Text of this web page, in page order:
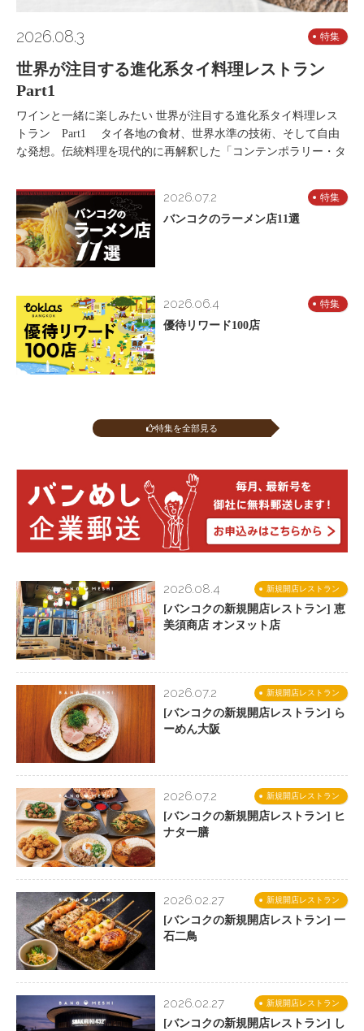
2026.08.3 特集
世界が注目する進化系タイ料理レストラン
Part1
ワインと一緒に楽しみたい 世界が注目する進化系タイ料理レス
トラン Part1 タイ各地の食材、世界水準の技術、そして自由
な発想。伝統料理を現代的に再解釈した「コンテンポラリー・タ
2026.07.2 特集
バンコクのラーメン店11選
2026.06.4 特集
優待リワード100店
特集を全部見る
新規開店レストラン
2026.08.4
[バンコクの新規開店レストラン] 恵
美須商店 オンヌット店
新規開店レストラン
2026.07.2
[バンコクの新規開店レストラン] ら
ーめん大阪
新規開店レストラン
2026.07.2
[バンコクの新規開店レストラン] ヒ
ナタ一膳
新規開店レストラン
2026.02.27
[バンコクの新規開店レストラン] 一
石二鳥
新規開店レストラン
2026.02.27
[バンコクの新規開店レストラン] し